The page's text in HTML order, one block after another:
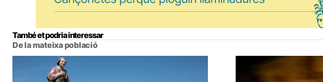
També et podria interessar
De la mateixa població